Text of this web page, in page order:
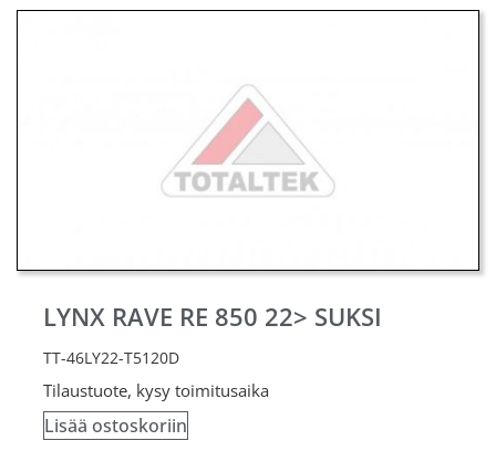
LYNX RAVE RE 850 22> SUKSI
TT-46LY22-T5120D
Tilaustuote, kysy toimitusaika
Lisää ostoskoriin